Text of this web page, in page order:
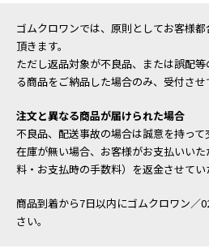
ゴムクロワンでは、原則としてお客様
頂きます。
ただし返品対象が不良品、または誤配
る商品をご納品した場合のみ、受付させ
注文と異なる商品が届けられた場合
不良品、配送事故の場合は誠意を持って
在庫が無い場合、お客様がお支払いい
料・お支払時の手数料）を返金させてい
商品到着から7日以内にゴムクロワン／
さい。